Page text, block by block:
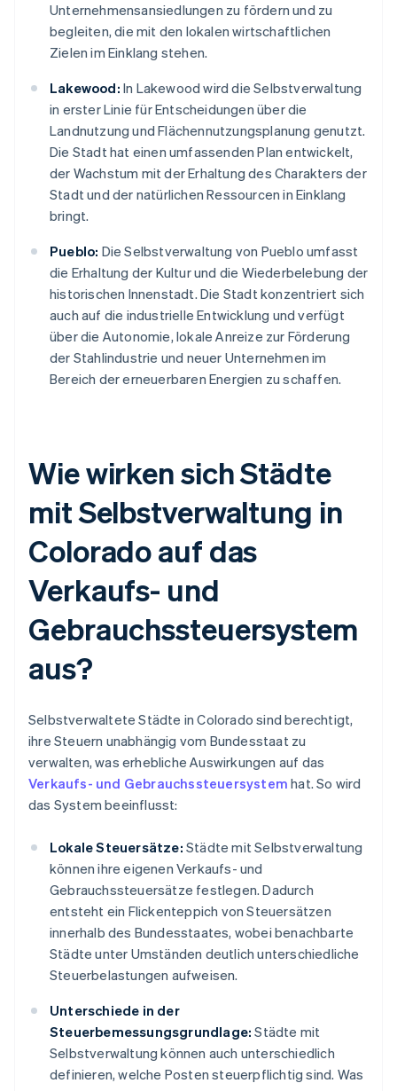
Unternehmensansiedlungen zu fördern und zu
begleiten, die mit den lokalen wirtschaftlichen
Zielen im Einklang stehen.
Lakewood: In Lakewood wird die Selbstverwaltung
in erster Linie für Entscheidungen über die
Landnutzung und Flächennutzungsplanung genutzt.
Die Stadt hat einen umfassenden Plan entwickelt,
der Wachstum mit der Erhaltung des Charakters der
Stadt und der natürlichen Ressourcen in Einklang
bringt.
Pueblo: Die Selbstverwaltung von Pueblo umfasst
die Erhaltung der Kultur und die Wiederbelebung der
historischen Innenstadt. Die Stadt konzentriert sich
auch auf die industrielle Entwicklung und verfügt
über die Autonomie, lokale Anreize zur Förderung
der Stahlindustrie und neuer Unternehmen im
Bereich der erneuerbaren Energien zu schaffen.
Wie wirken sich Städte
mit Selbstverwaltung in
Colorado auf das
Verkaufs- und
Gebrauchssteuersystem
aus?
Selbstverwaltete Städte in Colorado sind berechtigt,
ihre Steuern unabhängig vom Bundesstaat zu
verwalten, was erhebliche Auswirkungen auf das
Verkaufs- und Gebrauchssteuersystem hat. So wird
das System beeinflusst:
Lokale Steuersätze: Städte mit Selbstverwaltung
können ihre eigenen Verkaufs- und
Gebrauchssteuersätze festlegen. Dadurch
entsteht ein Flickenteppich von Steuersätzen
innerhalb des Bundesstaates, wobei benachbarte
Städte unter Umständen deutlich unterschiedliche
Steuerbelastungen aufweisen.
Unterschiede in der
Steuerbemessungsgrundlage: Städte mit
Selbstverwaltung können auch unterschiedlich
definieren, welche Posten steuerpflichtig sind. Was